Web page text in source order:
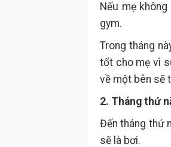
Nếu mẹ
gym.
Trong tháng
tốt cho mẹ vì
về một bên sẽ
2. Tháng thứ
Đến tháng thứ
sẽ là bơi.